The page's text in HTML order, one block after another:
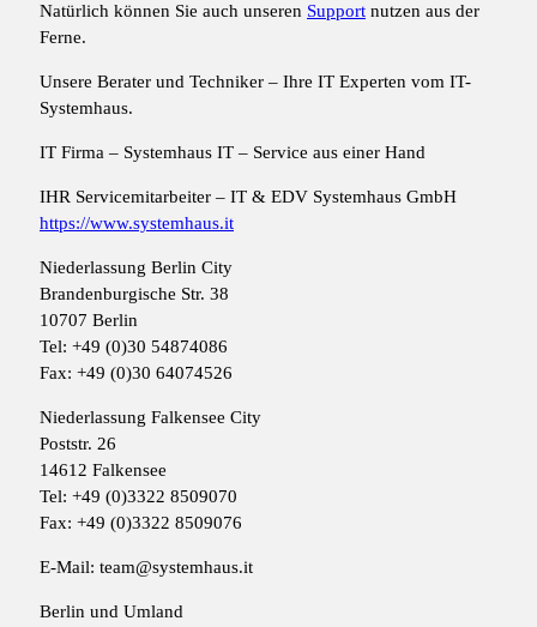
Natürlich können Sie auch unseren Support nutzen aus der
Ferne.
Unsere Berater und Techniker – Ihre IT Experten vom IT-
Systemhaus.
IT Firma – Systemhaus IT – Service aus einer Hand
IHR Servicemitarbeiter – IT & EDV Systemhaus GmbH
https://www.systemhaus.it
Niederlassung Berlin City
Brandenburgische Str. 38
10707 Berlin
Tel: +49 (0)30 54874086
Fax: +49 (0)30 64074526
Niederlassung Falkensee City
Poststr. 26
14612 Falkensee
Tel: +49 (0)3322 8509070
Fax: +49 (0)3322 8509076
E-Mail: team@systemhaus.it
Berlin und Umland